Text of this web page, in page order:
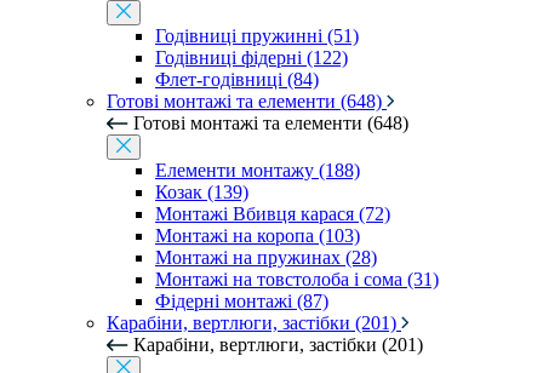
Годівниці пружинні (51)
Годівниці фідерні (122)
Флет-годівниці (84)
Готові монтажі та елементи (648)
Готові монтажі та елементи (648)
Елементи монтажу (188)
Козак (139)
Монтажі Вбивця карася (72)
Монтажі на коропа (103)
Монтажі на пружинах (28)
Монтажі на товстолоба і сома (31)
Фідерні монтажі (87)
Карабіни, вертлюги, застібки (201)
Карабіни, вертлюги, застібки (201)